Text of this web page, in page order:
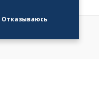
Отказываюсь